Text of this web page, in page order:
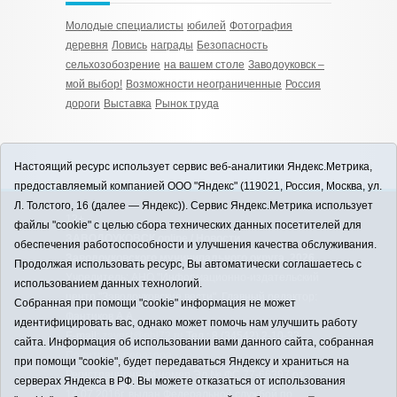
Молодые специалисты юбилей Фотография
деревня Ловись награды Безопасность
сельхозобозрение на вашем столе Заводоуковск –
мой выбор! Возможности неограниченные Россия
дороги Выставка Рынок труда
12+
ЗАВОДОУКОВСК online / Новости
Заводоуковского муниципального округа, 2026
Учредитель: АНО "Информационно-издательский
центр "Заводоуковские вести". Главный редактор:
E-mail:
zavest@obl72.ru
Тел.: 8 (34542) 2-10-33
Политика оператора
Регистрационный номер Эл № ФС 77-66397 от
14.07.2016г. выдан Федеральной службой по
Настоящий ресурс использует сервис веб-аналитики Яндекс.Метрика,
предоставляемый компанией ООО "Яндекс" (119021, Россия, Москва, ул.
Л. Толстого, 16 (далее — Яндекс)). Сервис Яндекс.Метрика использует
файлы "cookie" с целью сбора технических данных посетителей для
обеспечения работоспособности и улучшения качества обслуживания.
Продолжая использовать ресурс, Вы автоматически соглашаетесь с
использованием данных технологий.
Собранная при помощи "cookie" информация не может
идентифицировать вас, однако может помочь нам улучшить работу
сайта. Информация об использовании вами данного сайта, собранная
при помощи "cookie", будет передаваться Яндексу и храниться на
серверах Яндекса в РФ. Вы можете отказаться от использования